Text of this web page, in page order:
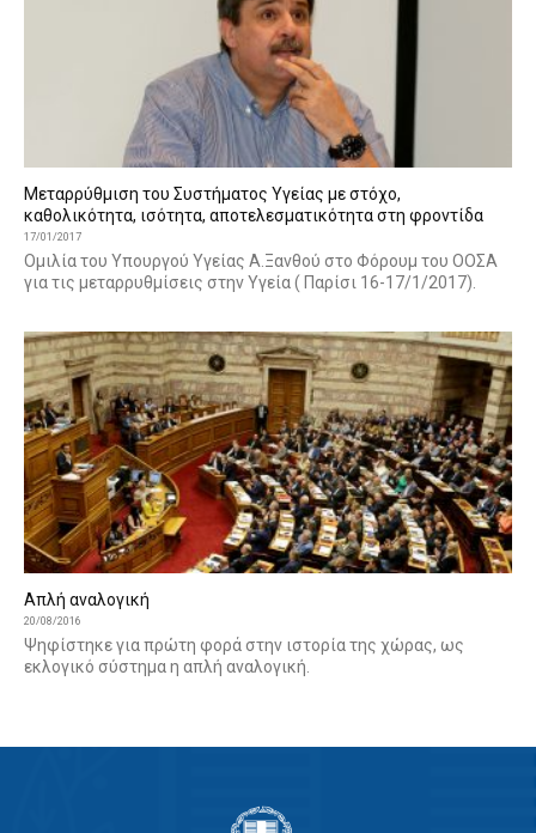
Μεταρρύθμιση του Συστήματος Υγείας με στόχο,
καθολικότητα, ισότητα, αποτελεσματικότητα στη φροντίδα
17/01/2017
Ομιλία του Υπουργού Υγείας Α.Ξανθού στο Φόρουμ του ΟΟΣΑ
για τις μεταρρυθμίσεις στην Υγεία ( Παρίσι 16-17/1/2017).
Απλή αναλογική
20/08/2016
Ψηφίστηκε για πρώτη φορά στην ιστορία της χώρας, ως
εκλογικό σύστημα η απλή αναλογική.